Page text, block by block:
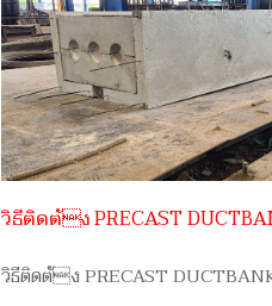
วิธีติดตัง PRECAST
วิธีติดตัง PRECAST